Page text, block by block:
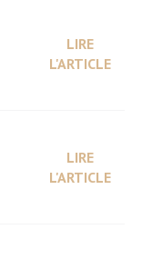
LIRE
L'ARTICLE
LIRE
L'ARTICLE